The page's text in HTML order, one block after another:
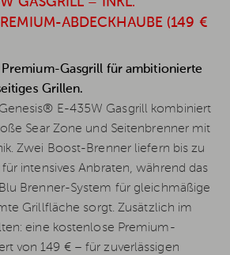
ABDECKHAUBE (149 €
Premium-Gasgrill für ambitionierte
Grillen.
E-435W Gasgrill kombiniert
Sear Zone und Seitenbrenner mit
Zwei Boost-Brenner liefern bis zu
intensives Anbraten, während das
Brenner-System für gleichmäßige
Grillfläche sorgt. Zusätzlich im
eine kostenlose Premium-
von 149 € – für zuverlässigen